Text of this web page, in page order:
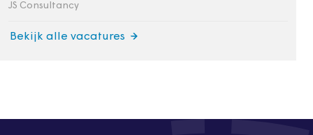
JS Consultancy
Bekijk alle vacatures